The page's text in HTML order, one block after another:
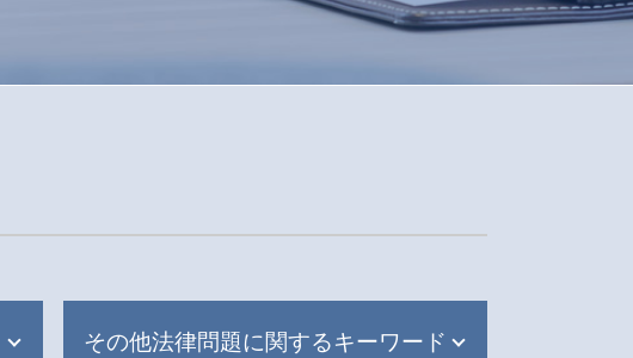
その他法律問題に関するキーワード